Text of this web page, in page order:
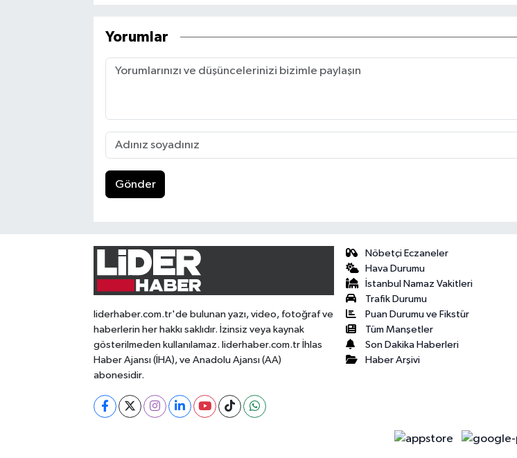
Yorumlar
Gönder
liderhaber.com.tr'de bulunan yazı, video, fotoğraf ve
haberlerin her hakkı saklıdır. İzinsiz veya kaynak
gösterilmeden kullanılamaz. liderhaber.com.tr İhlas
Haber Ajansı (İHA), ve Anadolu Ajansı (AA)
abonesidir.
Nöbetçi Eczaneler
Hava Durumu
İstanbul Namaz Vakitleri
Trafik Durumu
Puan Durumu ve Fikstür
Tüm Manşetler
Son Dakika Haberleri
Haber Arşivi